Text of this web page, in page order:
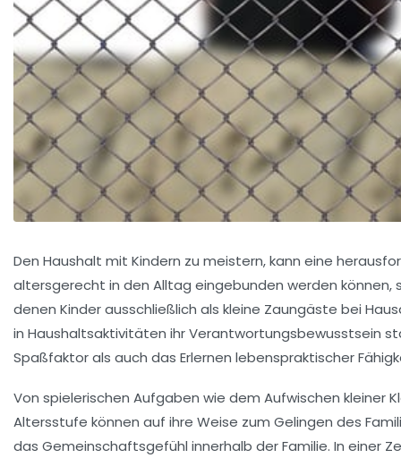
Den Haushalt mit Kindern zu meistern, kann eine
altersgerecht in den Alltag eingebunden werden können,
denen Kinder ausschließlich als kleine Zaungäste bei
in Haushaltsaktivitäten ihr Verantwortungsbewusstsein
Spaßfaktor als auch das Erlernen lebenspraktischer
Von spielerischen Aufgaben wie dem Aufwischen kleiner
Altersstufe können auf ihre Weise zum Gelingen des
das Gemeinschaftsgefühl innerhalb der Familie. In einer